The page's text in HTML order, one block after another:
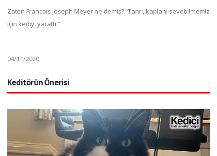
Zaten Francois Joseph Meyer ne demiş? “Tanrı, kaplanı sevebilmemiz
için kediyi yarattı.”
04/11/2020
Keditörün Önerisi